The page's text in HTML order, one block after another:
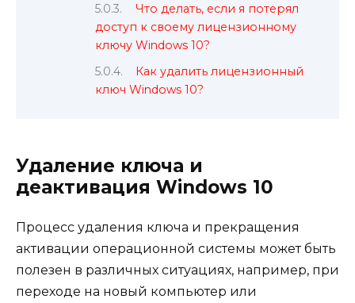
Что делать, если я потерял
доступ к своему лицензионному
ключу Windows 10?
Как удалить лицензионный
ключ Windows 10?
Удаление ключа и
деактивация Windows 10
Процесс удаления ключа и прекращения
активации операционной системы может быть
полезен в различных ситуациях, например, при
переходе на новый компьютер или